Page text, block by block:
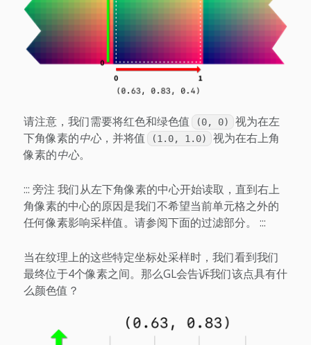
请注意，我们需要将红色和绿色值 (0, 0)
视为在左
下角像素的中心，并将值 (1.0, 1.0)
视为在右上角
像素的中心。
::: 旁注 我们从左下角像素的中心开始读取，直到右上
角像素的中心的原因是我们不希望当前单元格之外的
任何像素影响采样值。请参阅下面的过滤部分。 :::
当在纹理上的这些特定坐标处采样时，我们看到我们
最终位于4个像素之间。那么GL会告诉我们该点具有什
么颜色值？